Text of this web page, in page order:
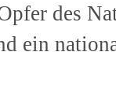
des
ein